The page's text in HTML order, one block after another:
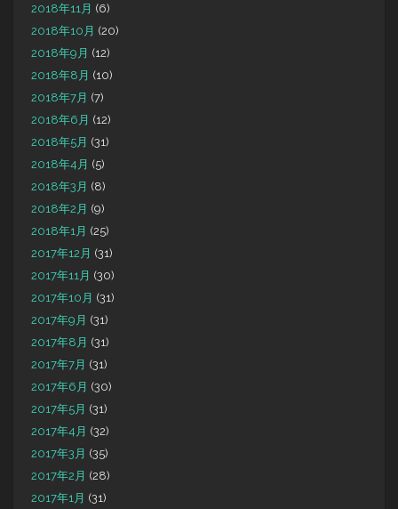
2018年11月 (6)
2018年10月 (20)
2018年9月 (12)
2018年8月 (10)
2018年7月 (7)
2018年6月 (12)
2018年5月 (31)
2018年4月 (5)
2018年3月 (8)
2018年2月 (9)
2018年1月 (25)
2017年12月 (31)
2017年11月 (30)
2017年10月 (31)
2017年9月 (31)
2017年8月 (31)
2017年7月 (31)
2017年6月 (30)
2017年5月 (31)
2017年4月 (32)
2017年3月 (35)
2017年2月 (28)
2017年1月 (31)